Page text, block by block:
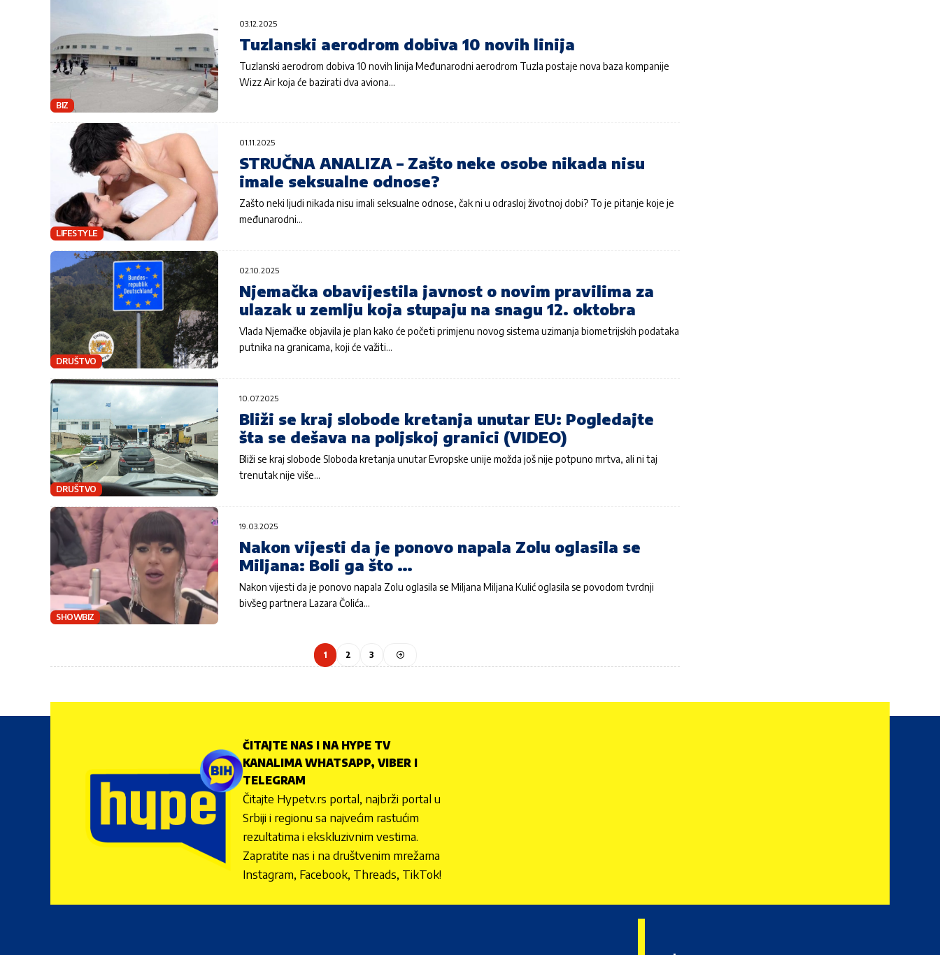
BIZ
03.12.2025
Tuzlanski aerodrom dobiva 10 novih linija
Tuzlanski aerodrom dobiva 10 novih linija Međunarodni aerodrom Tuzla postaje nova baza kompanije
Wizz Air koja će bazirati dva aviona…
LIFESTYLE
01.11.2025
STRUČNA ANALIZA – Zašto neke osobe nikada nisu
imale seksualne odnose?
Zašto neki ljudi nikada nisu imali seksualne odnose, čak ni u odrasloj životnoj dobi? To je pitanje koje je
međunarodni…
DRUŠTVO
02.10.2025
Njemačka obavijestila javnost o novim pravilima za
ulazak u zemlju koja stupaju na snagu 12. oktobra
Vlada Njemačke objavila je plan kako će početi primjenu novog sistema uzimanja biometrijskih podataka
putnika na granicama, koji će važiti…
DRUŠTVO
10.07.2025
Bliži se kraj slobode kretanja unutar EU: Pogledajte
šta se dešava na poljskoj granici (VIDEO)
Bliži se kraj slobode Sloboda kretanja unutar Evropske unije možda još nije potpuno mrtva, ali ni taj
trenutak nije više…
SHOWBIZ
19.03.2025
Nakon vijesti da je ponovo napala Zolu oglasila se
Miljana: Boli ga što …
Nakon vijesti da je ponovo napala Zolu oglasila se Miljana Miljana Kulić oglasila se povodom tvrdnji
bivšeg partnera Lazara Čolića…
1 2 3
ČITAJTE NAS I NA HYPE TV
KANALIMA WHATSAPP, VIBER I
TELEGRAM
Čitajte Hypetv.rs portal, najbrži portal u
Srbiji i regionu sa najvećim rastućim
rezultatima i ekskluzivnim vestima.
Zapratite nas i na društvenim mrežama
Instagram, Facebook, Threads, TikTok!